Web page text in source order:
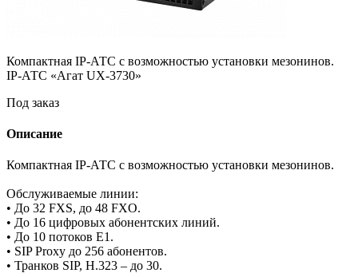
Компактная IP-АТС с возможностью установки мезонинов.
IP-АТС «Агат UX-3730»
Под заказ
Описание
Компактная IP-АТС с возможностью установки мезонинов.
Обслуживаемые линии:
• До 32 FXS, до 48 FXO.
• До 16 цифровых абонентских линий.
• До 10 потоков Е1.
• SIP Proxy до 256 абонентов.
• Транков SIP, H.323 – до 30.